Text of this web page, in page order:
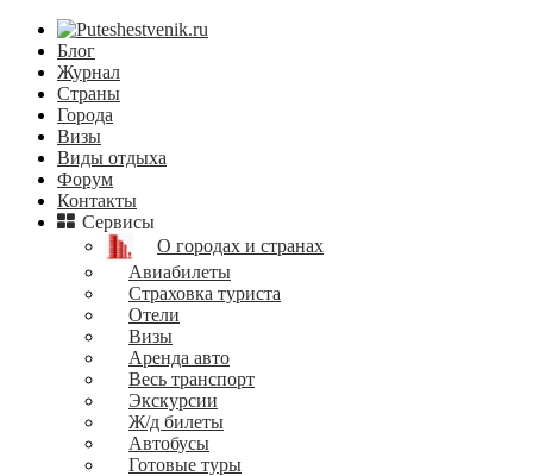
Блог
Журнал
Страны
Города
Визы
Виды отдыха
Форум
Контакты
Сервисы
О городах и странах
Авиабилеты
Страховка туриста
Отели
Визы
Аренда авто
Весь транспорт
Экскурсии
Ж/д билеты
Автобусы
Готовые туры